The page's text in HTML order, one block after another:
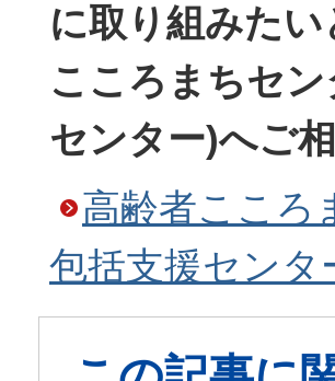
に取り組みた
こころまちセ
センター)へご
高齢者こころ
包括支援センタ